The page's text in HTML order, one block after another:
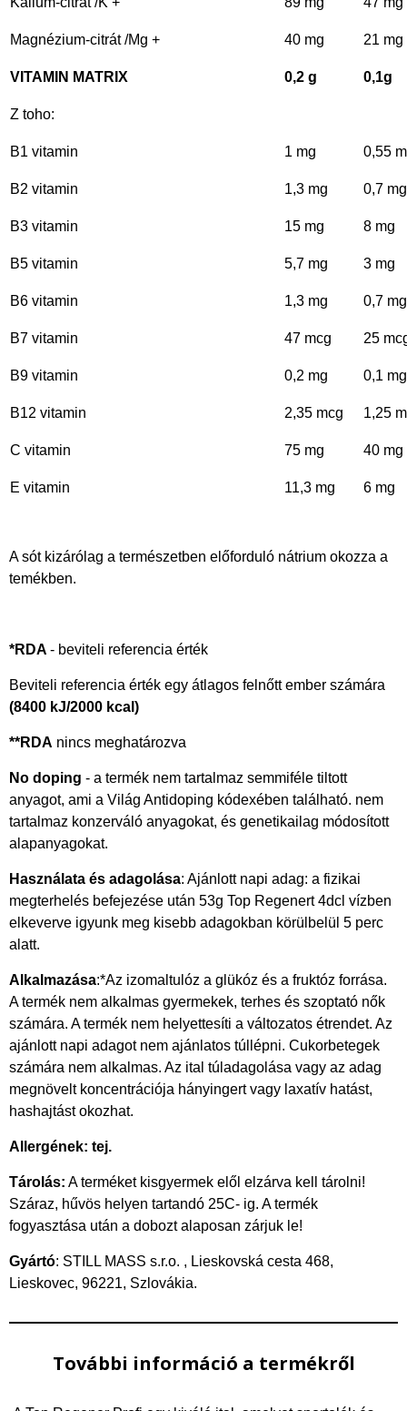
Magnézium-citrát /Mg + 40 mg 21 mg
VITAMIN MATRIX 0,2 g 0,1g
Z toho:
B1 vitamin 1 mg 0,55
B2 vitamin 1,3 mg 0,7 mg
B3 vitamin 15 mg 8 mg
B5 vitamin 5,7 mg 3 mg
B6 vitamin 1,3 mg 0,7 mg
B7 vitamin 47 mcg 25
B9 vitamin 0,2 mg 0,1 mg
B12 vitamin 2,35 mcg 1,25
C vitamin 75 mg 40 mg
E vitamin 11,3 mg 6 mg
A sót kizárólag a természetben előforduló nátrium okozza a
temékben.
*RDA - beviteli referencia érték
Beviteli referencia érték egy átlagos felnőtt ember számára
(8400 kJ/2000 kcal)
**RDA nincs meghatározva
No doping - a termék nem tartalmaz semmiféle tiltott
anyagot, ami a Világ Antidoping kódexében található. nem
tartalmaz konzerváló anyagokat, és genetikailag módosított
alapanyagokat.
Használata és adagolása: Ajánlott napi adag: a fizikai
megterhelés befejezése után 53g Top Regenert 4dcl vízben
elkeverve igyunk meg kisebb adagokban körülbelül 5 perc
alatt.
Alkalmazása:*Az izomaltulóz a glükóz és a fruktóz forrása.
A termék nem alkalmas gyermekek, terhes és szoptató nők
számára. A termék nem helyettesíti a változatos étrendet. Az
ajánlott napi adagot nem ajánlatos túllépni. Cukorbetegek
számára nem alkalmas. Az ital túladagolása vagy az adag
megnövelt koncentrációja hányingert vagy laxatív hatást,
hashajtást okozhat.
Allergének: tej.
Tárolás: A terméket kisgyermek elől elzárva kell tárolni!
Száraz, hűvös helyen tartandó 25C- ig. A termék
fogyasztása után a dobozt alaposan zárjuk le!
Gyártó: STILL MASS s.r.o. , Lieskovská cesta 468,
Lieskovec, 96221, Szlovákia.
További információ a termékről